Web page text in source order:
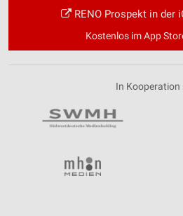
RENO Prospekt in der
Kostenlos im App
In Kooperation